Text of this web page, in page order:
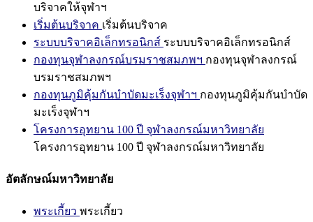
บริจาคให้จุฬาฯ
เริ่มต้นบริจาค เริ่มต้นบริจาค
ระบบบริจาคอิเล็กทรอนิกส์ ระบบบริจาคอิเล็กทรอนิกส์
กองทุนจุฬาลงกรณ์บรมราชสมภพฯ กองทุนจุฬาลงกรณ์
บรมราชสมภพฯ
กองทุนภูมิคุ้มกันบำบัดมะเร็งจุฬาฯ กองทุนภูมิคุ้มกันบำบัด
มะเร็งจุฬาฯ
โครงการอุทยาน 100 ปี จุฬาลงกรณ์มหาวิทยาลัย
โครงการอุทยาน 100 ปี จุฬาลงกรณ์มหาวิทยาลัย
อัตลักษณ์มหาวิทยาลัย
พระเกี้ยว พระเกี้ยว